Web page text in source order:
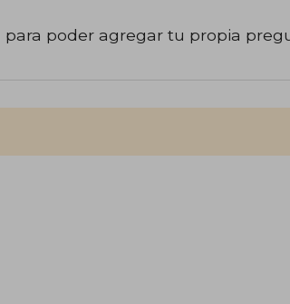
para poder agregar tu propia